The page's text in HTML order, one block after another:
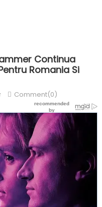
Continua
Romania Si
Comment(0)